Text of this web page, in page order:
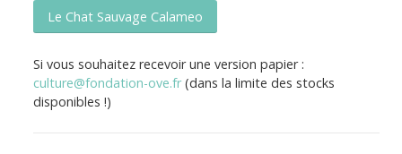
Le Chat Sauvage Calameo
Si vous souhaitez recevoir une version papier :
culture@fondation-ove.fr(dans la limite des stocks
disponibles !)